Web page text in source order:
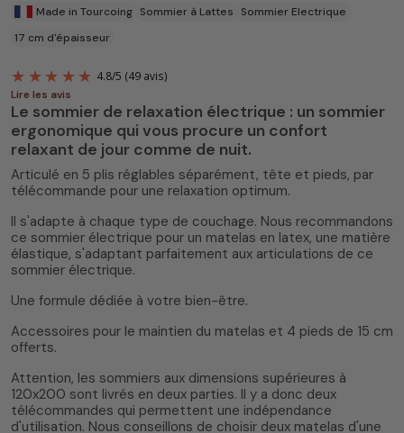
4.8/ 5(49 avis)
Made in Tourcoing Sommier à Lattes
Sommier Electrique
17 cm d'épaisseur
Lire les avis
Le sommier de relaxation électrique : un sommier
ergonomique qui vous procure un confort
relaxant de jour comme de nuit.
Articulé en 5 plis réglables séparément, tête et pieds, par
télécommande pour une relaxation optimum.
Il s'adapte à chaque type de couchage. Nous recommandons
ce sommier électrique pour un matelas en latex, une matière
élastique, s'adaptant parfaitement aux articulations de ce
sommier électrique.
Une formule dédiée à votre bien-être.
Accessoires pour le maintien du matelas et 4 pieds de 15 cm
offerts.
Attention, les sommiers aux dimensions supérieures à
120x200 sont livrés en deux parties. Il y a donc deux
télécommandes qui permettent une indépendance
d'utilisation. Nous conseillons de choisir deux matelas d'une